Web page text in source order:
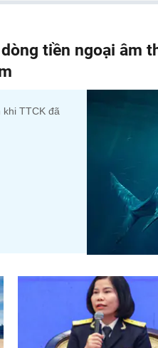
dòng tiền ngoại âm
khi TTCK đã